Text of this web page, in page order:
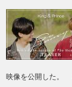
映像を公開した。